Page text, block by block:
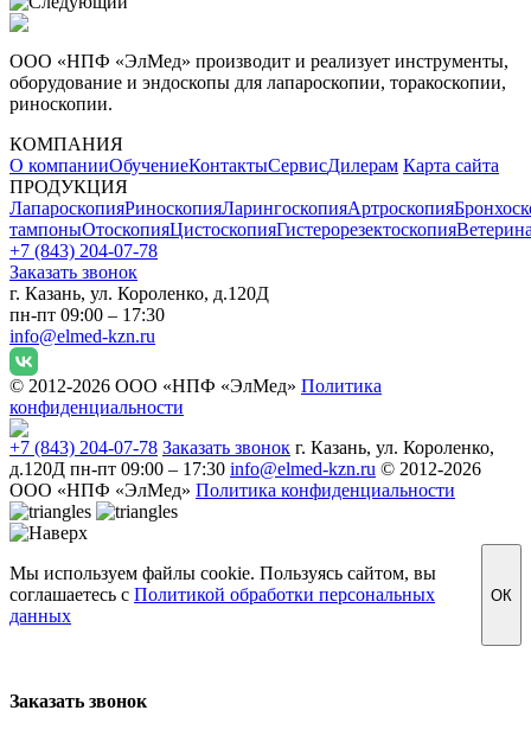
ООО «НПФ «ЭлМед» производит и реализует инструменты,
оборудование и эндоскопы для лапароскопии, торакоскопии,
риноскопии.
КОМПАНИЯ
О компанииОбучениеКонтактыСервисДилерам Карта сайта
ПРОДУКЦИЯ
ЛапароскопияРиноскопияЛарингоскопияАртроскопия
тампоныОтоскопияЦистоскопияГистерорезектоскопия
+7 (843) 204-07-78
Заказать звонок
г. Казань, ул. Короленко, д.120Д
пн-пт 09:00 – 17:30
info@elmed-kzn.ru
© 2012-2026 ООО «НПФ «ЭлМед» Политика
конфиденциальности
+7 (843) 204-07-78 Заказать звонок г. Казань, ул. Короленко,
д.120Д пн-пт 09:00 – 17:30 info@elmed-kzn.ru © 2012-2026
ООО «НПФ «ЭлМед» Политика конфиденциальности
Мы используем файлы cookie. Пользуясь сайтом, вы
соглашаетесь с Политикой обработки персональных
данных
ОК
Заказать звонок